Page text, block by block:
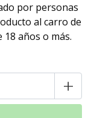
por personas
al carro de
años o más.
+